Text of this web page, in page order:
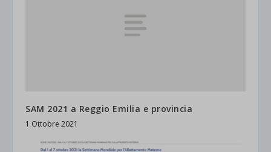
SAM 2021 a Reggio Emilia e provincia
1 Ottobre 2021